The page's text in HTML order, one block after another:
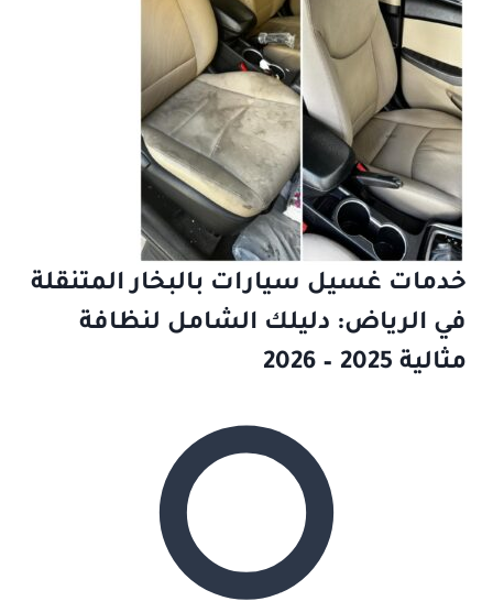
خدمات غسيل سيارات بالبخار المتنقلة
في الرياض: دليلك الشامل لنظافة
مثالية 2025 – 2026